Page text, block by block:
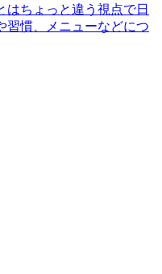
はちょっと違う視点で日
習慣、メニューなどにつ